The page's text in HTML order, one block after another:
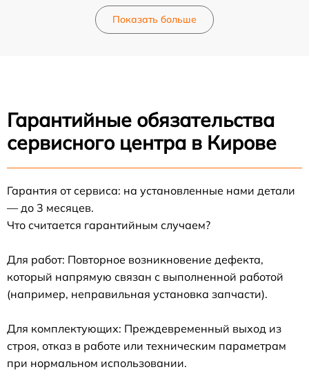
Показать больше
Гарантийные обязательства
сервисного центра в Кирове
Гарантия от сервиса: на установленные нами детали
— до 3 месяцев.
Что считается гарантийным случаем?
Для работ: Повторное возникновение дефекта,
который напрямую связан с выполненной работой
(например, неправильная установка запчасти).
Для комплектующих: Преждевременный выход из
строя, отказ в работе или техническим параметрам
при нормальном использовании.